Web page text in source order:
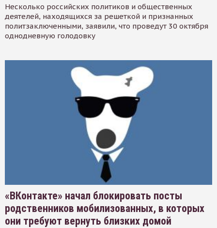
Несколько российских политиков и общественных
деятелей, находящихся за решеткой и признанных
политзаключенными, заявили, что проведут 30 октября
однодневную голодовку
«ВКонтакте» начал блокировать посты
родственников мобилизованных, в которых
они требуют вернуть близких домой